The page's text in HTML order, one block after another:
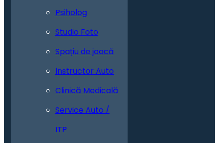
Psiholog
Studio Foto
Spațiu de joacă
Instructor Auto
Clinică Medicală
Service Auto /
ITP